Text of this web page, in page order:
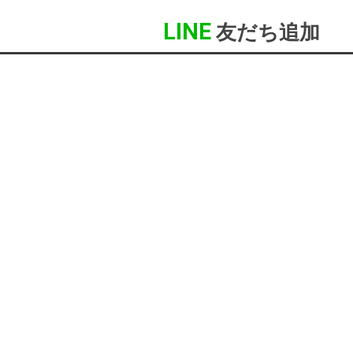
LINE 友だち追加